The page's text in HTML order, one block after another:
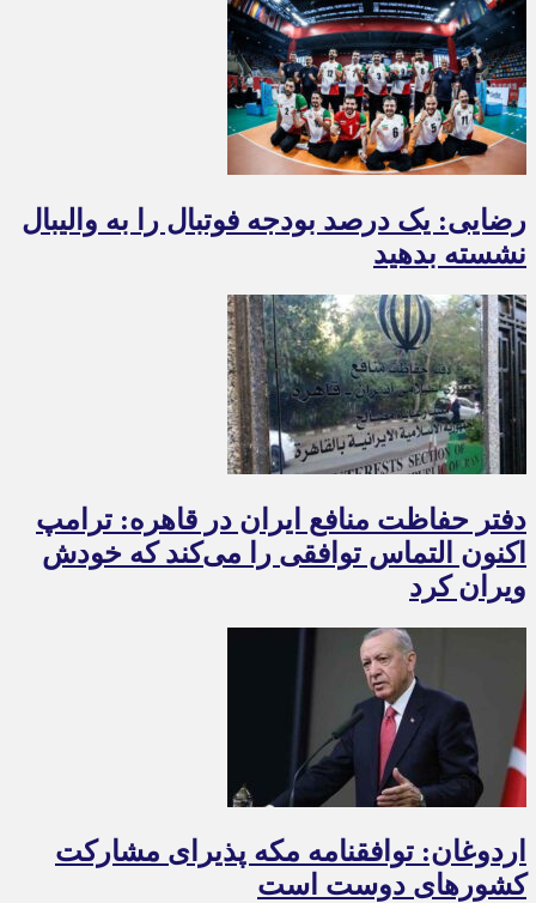
رضایی: یک درصد بودجه فوتبال را به والیبال
نشسته بدهید
دفتر حفاظت منافع ایران در قاهره: ترامپ
اکنون التماس توافقی را می‌کند که خودش
ویران کرد
اردوغان: توافقنامه مکه پذیرای مشارکت
کشورهای دوست است